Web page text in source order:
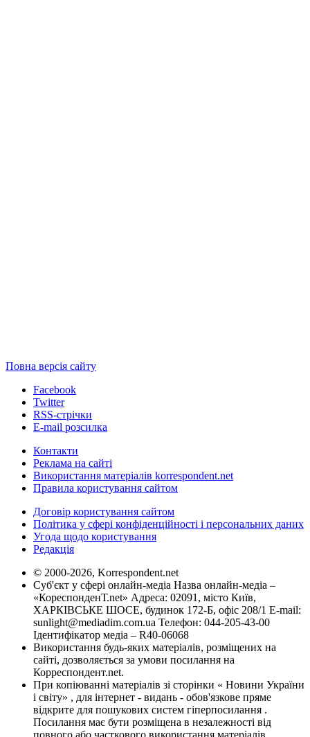
Повна версія сайту
Facebook
Twitter
RSS-стрічки
E-mail розсилка
Контакти
Реклама на сайті
Використання матеріалів korrespondent.net
Правила користування сайтом
Договір користування сайтом
Політика у сфері конфіденційності і персональних даних
Угода щодо користування
Редакція
© 2000-2026, Korrespondent.net
Суб'єкт у сфері онлайн-медіа Назва онлайн-медіа –
«КореспонденТ.net» Адреса: 02091, місто Київ,
ХАРКІВСЬКЕ ШОСЕ, будинок 172-Б, офіс 208/1 E-mail:
sunlight@mediadim.com.ua Телефон: 044-205-43-00
Ідентифікатор медіа – R40-06068
Використання будь-яких матеріалів, розміщених на
сайті, дозволяється за умови посилання на
Корреспондент.net.
При копіюванні матеріалів зі сторінки « Новини України
і світу» , для інтернет - видань - обов'язкове пряме
відкрите для пошукових систем гіперпосилання .
Посилання має бути розміщена в незалежності від
повного або часткового використання матеріалів.